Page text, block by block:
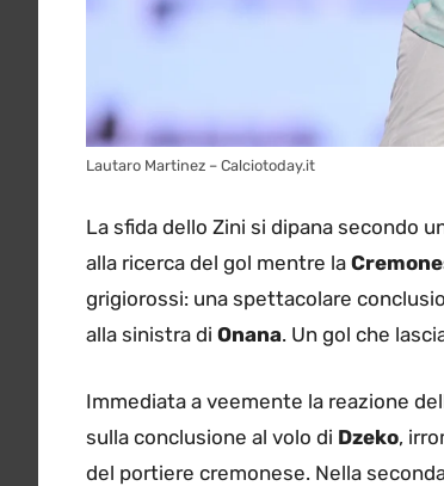
Lautaro Martinez – Calciotoday.it
La sfida dello Zini si dipana secondo
alla ricerca del gol mentre la
grigiorossi: una spettacolare
alla sinistra di Onana. Un gol che
Immediata a veemente la reazione
sulla conclusione al volo di Dzeko,
del portiere cremonese. Nella